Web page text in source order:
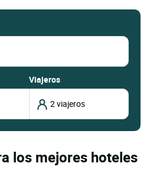
Viajeros
los mejores hoteles